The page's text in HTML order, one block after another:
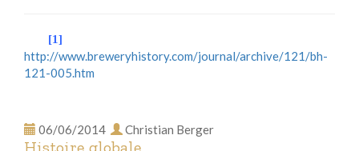
[1]
http://www.breweryhistory.com/journal/archive/121/bh-
121-005.htm
06/06/2014 Christian Berger
Histoire globale